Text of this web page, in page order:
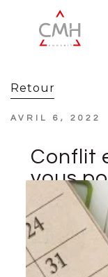
Retour
AVRIL 6, 2022
Conflit
vous